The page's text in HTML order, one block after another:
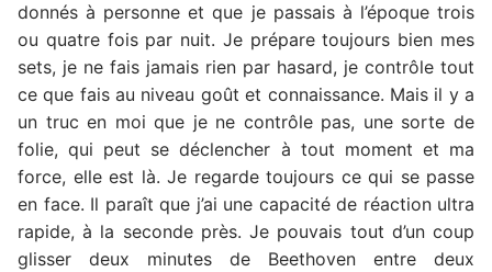
donnés à personne et que je passais à l’époque trois
ou quatre fois par nuit. Je prépare toujours bien mes
sets, je ne fais jamais rien par hasard, je contrôle tout
ce que fais au niveau goût et connaissance. Mais il y a
un truc en moi que je ne contrôle pas, une sorte de
folie, qui peut se déclencher à tout moment et ma
force, elle est là. Je regarde toujours ce qui se passe
en face. Il paraît que j’ai une capacité de réaction ultra
rapide, à la seconde près. Je pouvais tout d’un coup
glisser deux minutes de Beethoven entre deux